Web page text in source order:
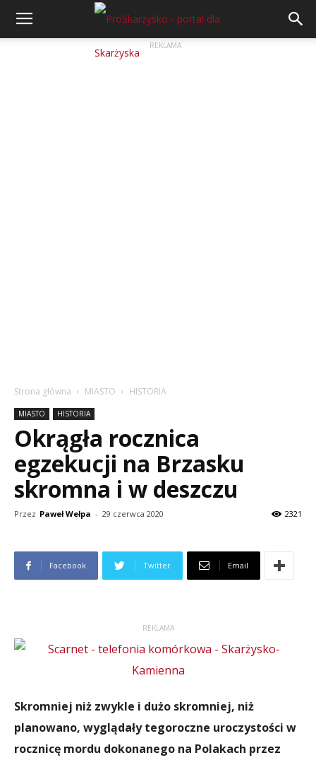
REKLAMA
Strona główna MIASTO HISTORIA
MIASTO HISTORIA
Okrągła rocznica
egzekucji na Brzasku
skromna i w deszczu
Przez Paweł Wełpa - 29 czerwca 2020 2321
Facebook Twitter Email
REKLAMA
Skromniej niż zwykle i dużo skromniej, niż
planowano, wyglądały tegoroczne uroczystości w
rocznicę mordu dokonanego na Polakach przez